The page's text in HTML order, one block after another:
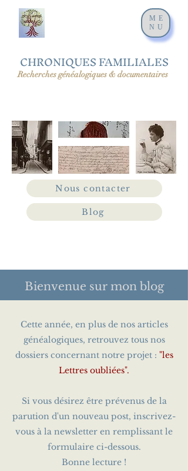
CHRONIQUES FAMILIALES
Recherches généalogiques & documentaires
Nous contacter
Blog
ME
NU
Bienvenue sur mon blog
Cette année, en plus de nos articles
généalogiques, retrouvez tous nos
dossiers concernant notre projet : "les
Lettres oubliées".
Si vous désirez être prévenus de la
parution d'un nouveau post, inscrivez-
vous à la newsletter en remplissant le
formulaire ci-dessous.
Bonne lecture !